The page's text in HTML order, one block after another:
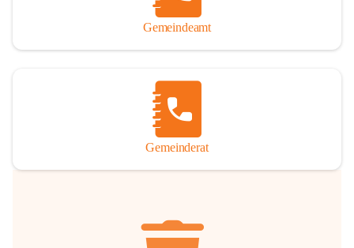
Gemeindeamt
Gemeinderat